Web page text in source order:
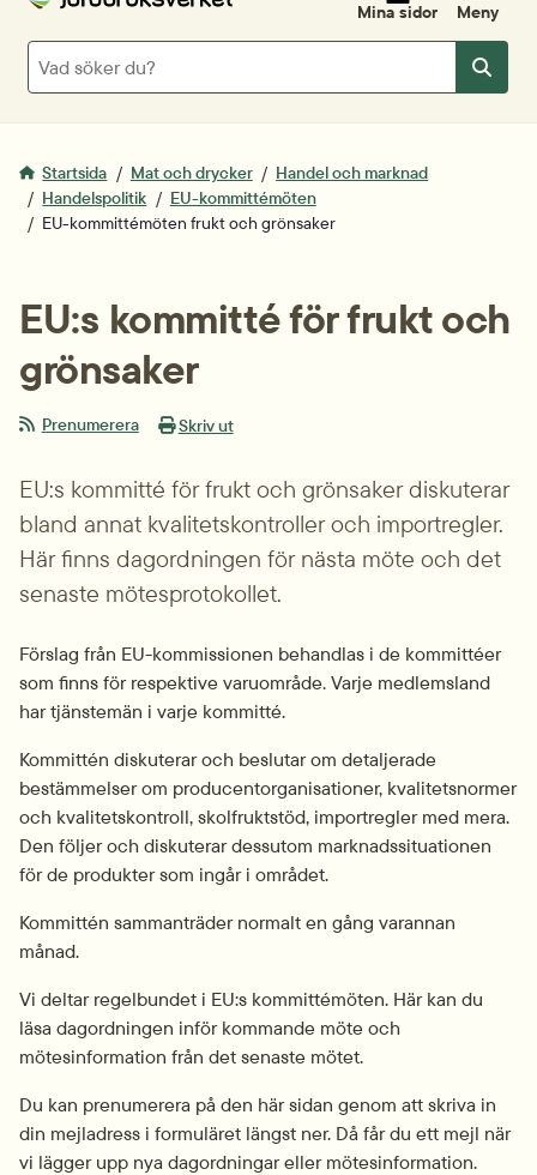
Mina sidor Meny
Sök
Sök
Startsida Mat och drycker
Handel och marknad
Handelspolitik
EU-kommittémöten
EU-kommittémöten frukt och grönsaker
EU:s kommitté för frukt och
grönsaker
Prenumerera Skriv ut
EU:s kommitté för frukt och grönsaker diskuterar
bland annat kvalitetskontroller och importregler.
Här finns dagordningen för nästa möte och det
senaste mötesprotokollet.
Förslag från EU-kommissionen behandlas i de kommittéer
som finns för respektive varuområde. Varje medlemsland
har tjänstemän i varje kommitté.
Kommittén diskuterar och beslutar om detaljerade
bestämmelser om producentorganisationer, kvalitetsnormer
och kvalitetskontroll, skolfruktstöd, importregler med mera.
Den följer och diskuterar dessutom marknadssituationen
för de produkter som ingår i området.
Kommittén sammanträder normalt en gång varannan
månad.
Vi deltar regelbundet i EU:s kommittémöten. Här kan du
läsa dagordningen inför kommande möte och
mötesinformation från det senaste mötet.
Du kan prenumerera på den här sidan genom att skriva in
din mejladress i formuläret längst ner. Då får du ett mejl när
vi lägger upp nya dagordningar eller mötesinformation.